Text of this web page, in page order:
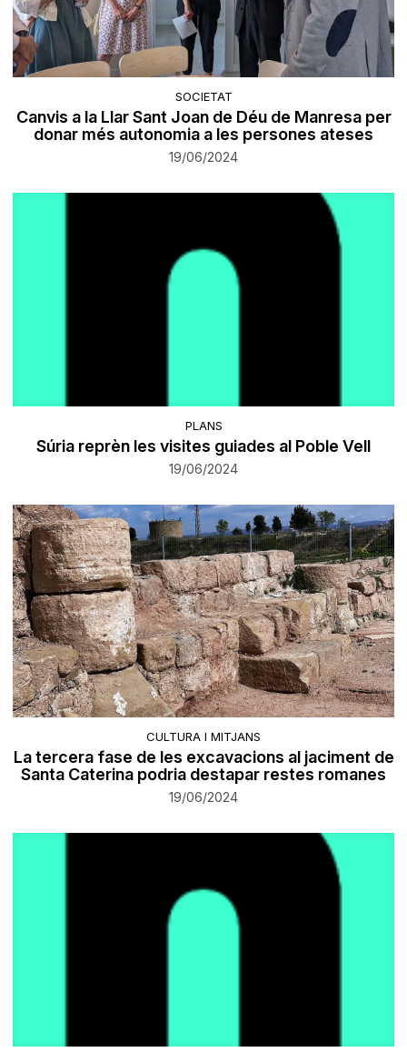
SOCIETAT
Canvis a la Llar Sant Joan de Déu de Manresa per
donar més autonomia a les persones ateses
19/06/2024
PLANS
Súria reprèn les visites guiades al Poble Vell
19/06/2024
CULTURA I MITJANS
La tercera fase de les excavacions al jaciment de
Santa Caterina podria destapar restes romanes
19/06/2024